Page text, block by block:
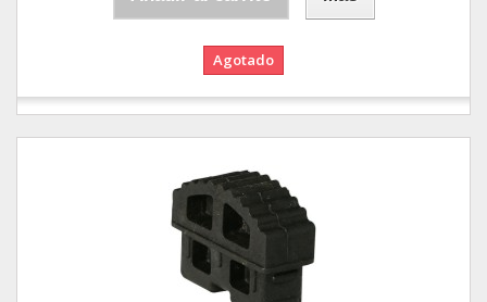
Agotado